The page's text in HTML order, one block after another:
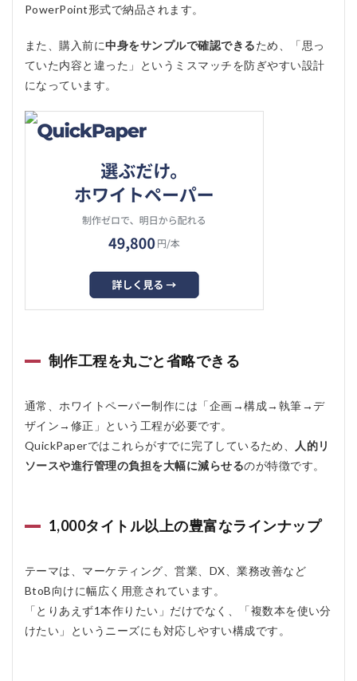
5.1
すめ
する
人
5.2
おす
すめ
しな
QuickPaper（ク
ー）のよくある
PowerPoint形式で納品されます。
また、購入前に中身をサンプルで確認できるため、「思っ
ていた内容と違った」というミスマッチを防ぎやすい設計
になっています。
制作工程を丸ごと省略できる
通常、ホワイトペーパー制作には「企画→構成→執筆→デ
ザイン→修正」という工程が必要です。
QuickPaperではこれらがすでに完了しているため、
人的リ
ソースや進行管理の負担を大幅に減らせるのが特徴です。
1,000タイトル以上の豊富なラインナップ
テーマは、マーケティング、営業、DX、業務改善など
BtoB向けに幅広く用意されています。
「とりあえず1本作りたい」だけでなく、「複数本を使い分
けたい」というニーズにも対応しやすい構成です。